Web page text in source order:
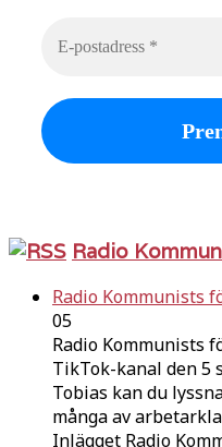
Radio
Radio Kommunists
05
Radio Kommunists
TikTok-kanal den 5
Tobias kan du
många av
Inlägget Radio